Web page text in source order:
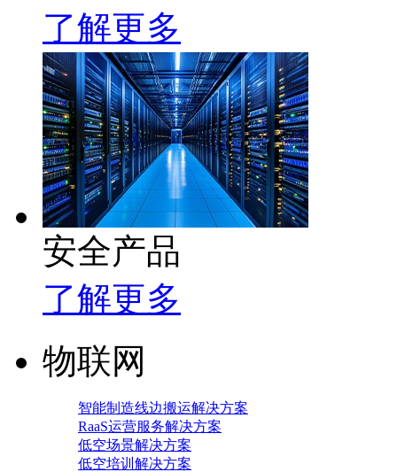
了解更多
安全产品
了解更多
物联网
智能制造线边搬运解决方案
RaaS运营服务解决方案
低空场景解决方案
低空培训解决方案